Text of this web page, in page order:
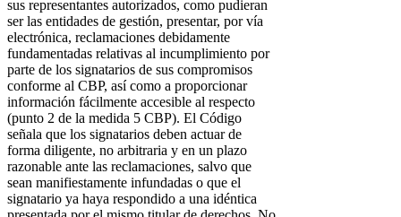
sus representantes autorizados, como pudieran
ser las entidades de gestión, presentar, por vía
electrónica, reclamaciones debidamente
fundamentadas relativas al incumplimiento por
parte de los signatarios de sus compromisos
conforme al CBP, así como a proporcionar
información fácilmente accesible al respecto
(punto 2 de la medida 5 CBP). El Código
señala que los signatarios deben actuar de
forma diligente, no arbitraria y en un plazo
razonable ante las reclamaciones, salvo que
sean manifiestamente infundadas o que el
signatario ya haya respondido a una idéntica